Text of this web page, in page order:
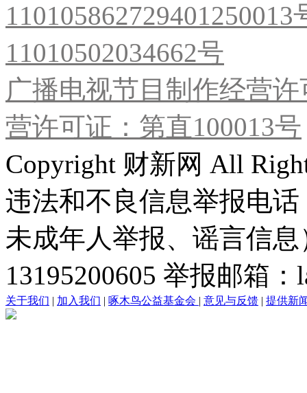
11010502034662号
广播电视节目制作经营
营许可证：第直100013号
Copyright 财新网 All
违法和不良信息举报电
未成年人举报、谣言信
13195200605 举报邮箱
关于我们 | 加入我们 | 啄木鸟公益基金会 | 意见与反馈 | 提供新